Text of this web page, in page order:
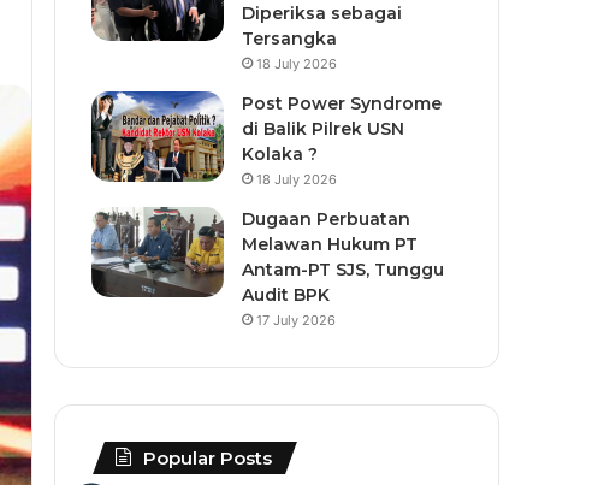
Diperiksa sebagai
Tersangka
18 July 2026
Post Power Syndrome
di Balik Pilrek USN
Kolaka ?
18 July 2026
Dugaan Perbuatan
Melawan Hukum PT
Antam-PT SJS, Tunggu
Audit BPK
17 July 2026
Popular Posts